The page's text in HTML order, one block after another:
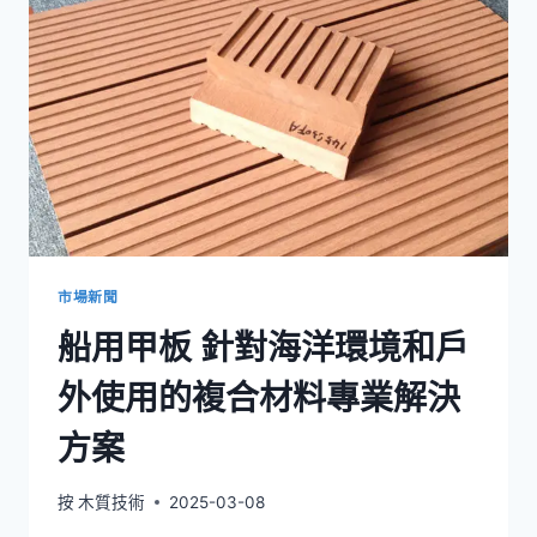
料
高
性
能
戶
外
應
用
材
料
市場新聞
船用甲板 針對海洋環境和戶
外使用的複合材料專業解決
方案
按 木質技術 2025-03-08